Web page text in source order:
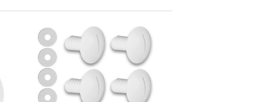
accessoires et équipements